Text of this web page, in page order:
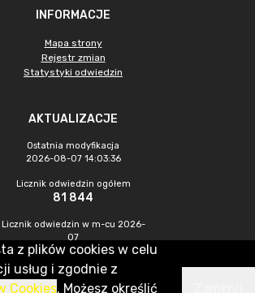
INFORMACJE
Mapa strony
Rejestr zmian
Statystyki odwiedzin
AKTUALIZACJE
Ostatnia modyfikacja
2026-08-07 14:03:36
Licznik odwiedzin ogółem
81 844
Licznik odwiedzin w m-cu 2026-
07
1 622
z o.o.
z plików cookies w celu
usług i zgodnie z
Cookies. Możesz określić